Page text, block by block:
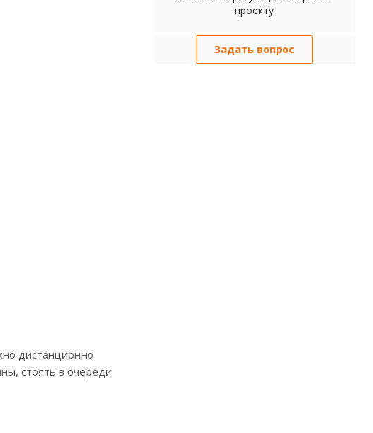
дистанционно
стоять в очереди
проекту
Задать вопрос